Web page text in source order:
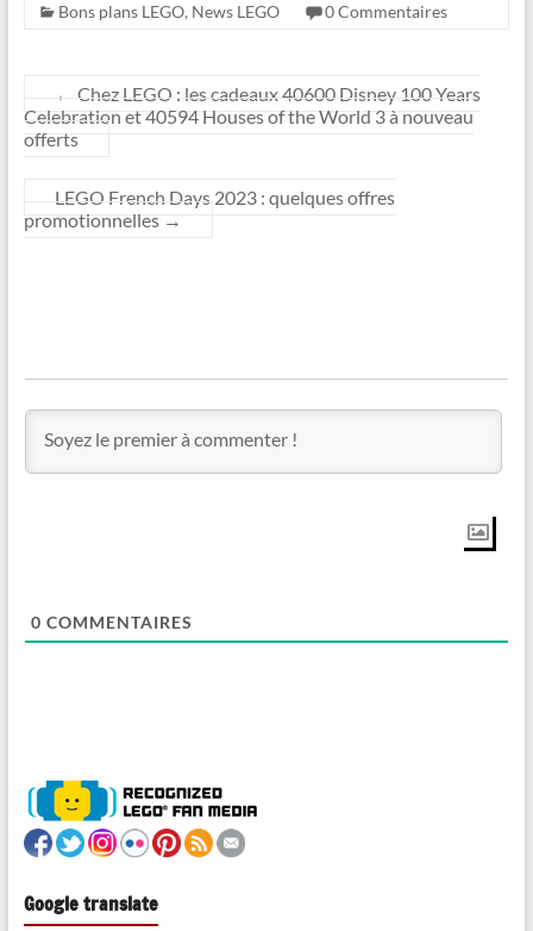
Bons plans LEGO, News LEGO 0 Commentaires
←
Chez LEGO : les cadeaux 40600 Disney 100 Years
Celebration et 40594 Houses of the World 3 à nouveau
offerts
LEGO French Days 2023 : quelques offres
promotionnelles →
0 COMMENTAIRES
Google translate